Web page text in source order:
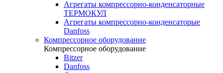
Агрегаты компрессорно-конденсаторные
ТЕРМОКУЛ
Агрегаты компрессорно-конденсаторые
Danfoss
Компрессорное оборудование
Компрессорное оборудование
Bitzer
Danfoss